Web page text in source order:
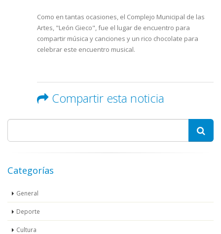
Como en tantas ocasiones, el Complejo Municipal de las
Artes, "León Gieco", fue el lugar de encuentro para
compartir música y canciones y un rico chocolate para
celebrar este encuentro musical.
Compartir esta noticia
Categorías
General
Deporte
Cultura